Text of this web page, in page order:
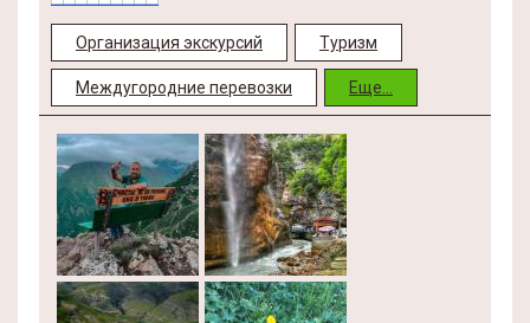
Организация экскурсий Туризм
Междугородние перевозки Еще...